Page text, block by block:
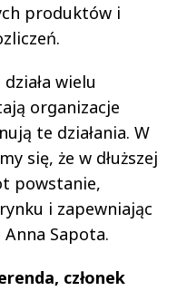
produktów i
wielu
organizacje
te działania. W
się, że w dłuższej
powstanie,
i zapewniając
Sapota.
członek